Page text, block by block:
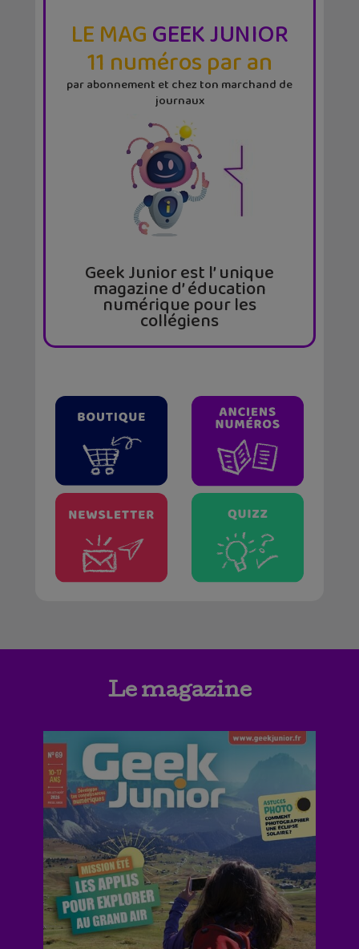
LE MAGGEEK JUNIOR
11 numéros par an
par abonnement et chez ton marchand de
journaux
Geek Junior est l’ unique
magazine d’ éducation
numérique pour les
collégiens
Le magazine